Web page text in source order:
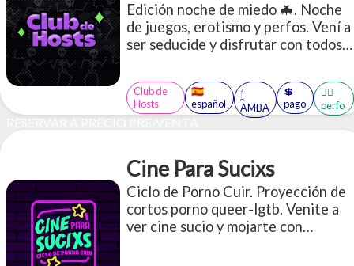
Edición noche de miedo 🦇. Noche
de juegos, erotismo y perfos. Vení a
ser seducide y disfrutar con todos
LIMITADOS)
Club de
Hosts
🇪🇸
español
𓉶
AMBA
💲
pago
🤹‍♂️
perfo
RESERVAR A PRECIO PRE-VENTA
Cine Para Sucixs
Ciclo de Porno Cuir. Proyección de
cortos porno queer-lgtb. Venite a
ver cine sucio y mojarte con